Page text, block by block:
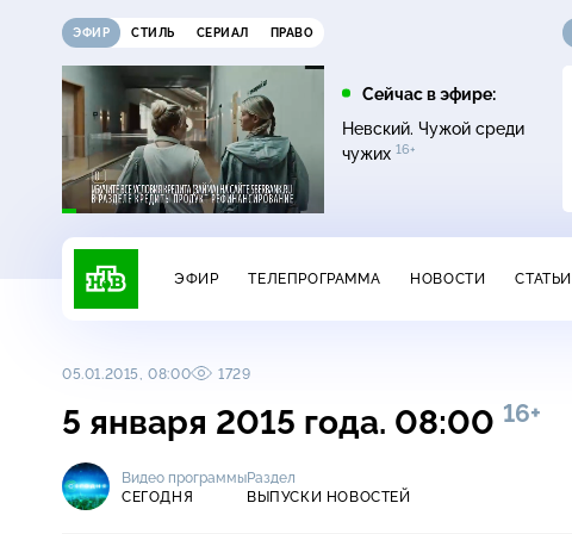
ЭФИР СТИЛЬ СЕРИАЛ ПРАВО
Сейчас в эфире:
Невский. Чужой среди
чужих 16+
12:00
Жди меня 16+
13:00
Сегодня
ЭФИР ТЕЛЕПРОГРАММА НОВОСТИ СТАТЬИ
05.01.2015, 08:00 1729
5 января 2015 года. 08:00 16+
Видео программы
СЕГОДНЯ
Раздел
ВЫПУСКИ НОВОСТЕЙ